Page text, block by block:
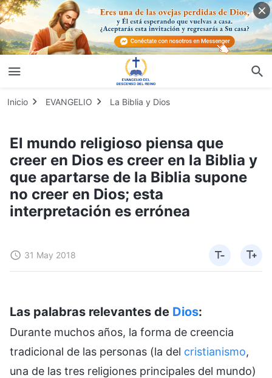
Inicio EVANGELIO La Biblia y Dios
El mundo religioso piensa que
creer en Dios es creer en la Biblia y
que apartarse de la Biblia supone
no creer en Dios; esta
interpretación es errónea
31 May 2018
Las palabras relevantes de Dios:
Durante muchos años, la forma de creencia
tradicional de las personas (la del cristianismo,
una de las tres religiones principales del mundo)